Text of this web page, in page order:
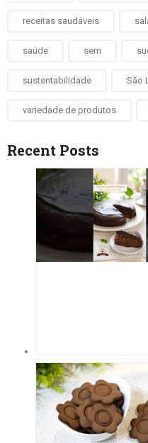
receitas saudáveis
saúde sem
sustentabilidade São
variedade de produtos
Recent Posts